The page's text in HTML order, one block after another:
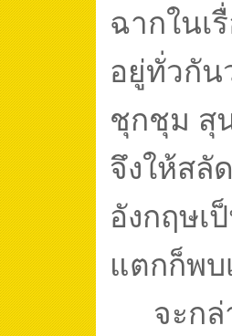
ฉากในเ
อยู่ทั่วกัน
ชุกชุม สุ
จึงให้สลั
อังกฤษเ
แตกก็พบ
จะก